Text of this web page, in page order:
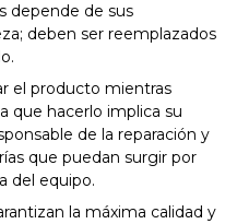
depende de sus
deben ser reemplazados
el producto mientras
que hacerlo implica su
de la reparación y
que puedan surgir por
del equipo.
la máxima calidad y